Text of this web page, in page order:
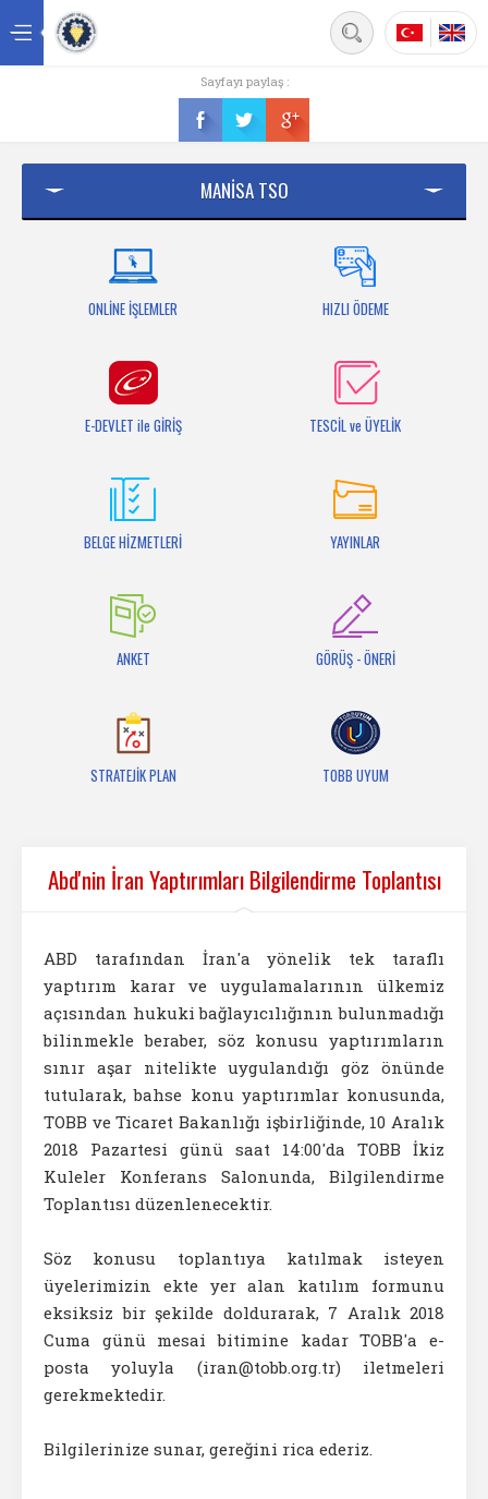
Üyelik
Bilgi Bankası
Sayfayı paylaş :
MANİSA TSO
ONLİNE İŞLEMLER HIZLI ÖDEME
E-DEVLET ile GİRİŞ TESCİL ve ÜYELİK
BELGE HİZMETLERİ YAYINLAR
ANKET GÖRÜŞ - ÖNERİ
STRATEJİK PLAN TOBB UYUM
Abd'nin İran Yaptırımları Bilgilendirme Toplantısı
ABD tarafından İran'a yönelik tek taraflı
yaptırım karar ve uygulamalarının ülkemiz
açısından hukuki bağlayıcılığının bulunmadığı
bilinmekle beraber, söz konusu yaptırımların
sınır aşar nitelikte uygulandığı göz önünde
tutularak, bahse konu yaptırımlar konusunda,
TOBB ve Ticaret Bakanlığı işbirliğinde, 10 Aralık
2018 Pazartesi günü saat 14:00'da TOBB İkiz
Kuleler Konferans Salonunda, Bilgilendirme
Toplantısı düzenlenecektir.
Söz konusu toplantıya katılmak isteyen
üyelerimizin ekte yer alan katılım formunu
eksiksiz bir şekilde doldurarak, 7 Aralık 2018
Cuma günü mesai bitimine kadar TOBB'a e-
posta yoluyla (iran@tobb.org.tr) iletmeleri
gerekmektedir.
Bilgilerinize sunar, gereğini rica ederiz.